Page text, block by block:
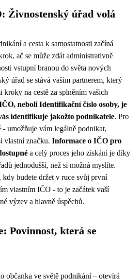
Živnostenský úřad volá
a cesta k samostatnosti začíná
ač se může zdát administrativně
vstupní branou do světa nových
úřad se stává vaším partnerem, který
kroky na cestě za splněním vašich
neboli Identifikační číslo osoby, je
identifikuje jakožto podnikatele. Pro
umožňuje vám legálně podnikat,
vlastní značku. Informace o IČO pro
a celý proces jeho získání je díky
jednodušší, než si možná myslíte.
kdy budete držet v ruce svůj první
vlastním IČO - to je začátek vaší
výzev a hlavně úspěchů.
Povinnost, která se
občanka ve světě podnikání – otevírá